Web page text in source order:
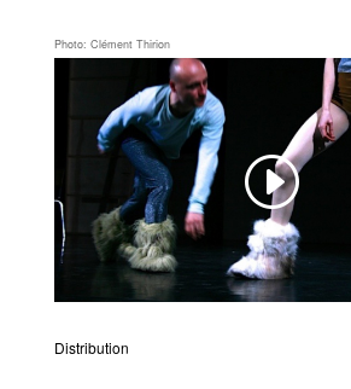
Photo: Clément Thirion
Distribution